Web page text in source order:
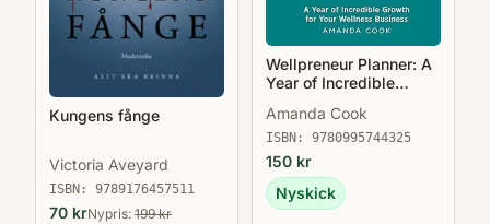
Kungens fånge
Victoria Aveyard
ISBN: 9789176457511
70 krNypris: 199kr
Wellpreneur Planner: A
Year of Incredible
Wellness Business
Amanda Cook
ISBN: 9780995744325
150 kr
Nyskick